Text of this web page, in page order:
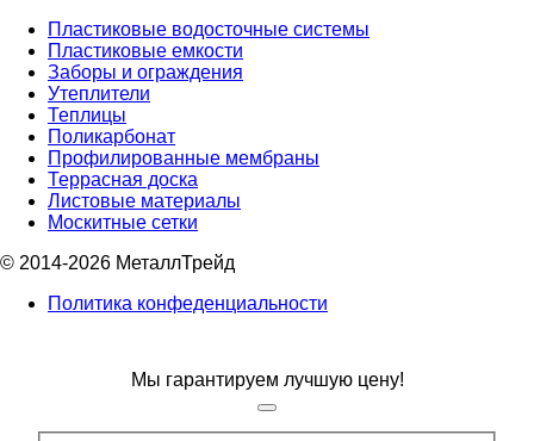
Пластиковые водосточные системы
Пластиковые емкости
Заборы и ограждения
Утеплители
Теплицы
Поликарбонат
Профилированные мембраны
Террасная доска
Листовые материалы
Москитные сетки
© 2014-2026 МеталлТрейд
Политика конфеденциальности
Мы гарантируем лучшую цену!